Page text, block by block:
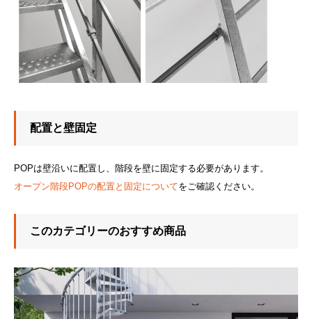
配置と壁固定
POPは壁沿いに配置し、階段を壁に固定する必要があります。
オープン階段POPの配置と固定についてをご確認ください。
このカテゴリーのおすすめ商品